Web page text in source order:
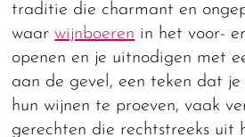
traditie die charmant en
waarwijnboeren in het voor-
openen en je uitnodigen met
aan de gevel, een teken dat
hun wijnen te proeven, vaak
gerechten die rechtstreeks uit